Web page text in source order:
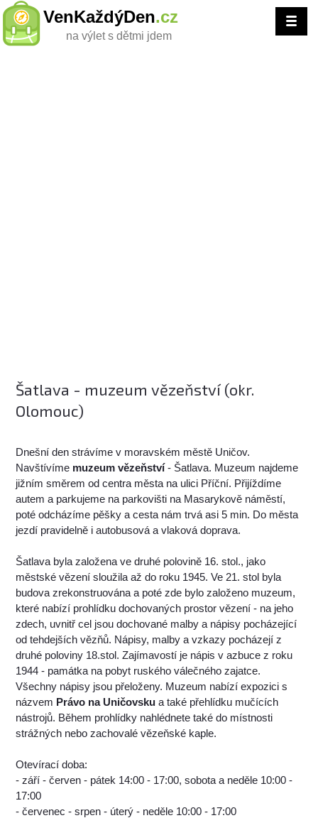
VenKaždýDen.cz
na výlet s dětmi jdem
Šatlava - muzeum vězeňství (okr.
Olomouc)
Dnešní den strávíme v moravském městě Uničov.
Navštívíme muzeum vězeňství- Šatlava. Muzeum najdeme
jižním směrem od centra města na ulici Příční. Přijíždíme
autem a parkujeme na parkovišti na Masarykově náměstí,
poté odcházíme pěšky a cesta nám trvá asi 5 min. Do města
jezdí pravidelně i autobusová a vlaková doprava.
Šatlava byla založena ve druhé polovině 16. stol., jako
městské vězení sloužila až do roku 1945. Ve 21. stol byla
budova zrekonstruována a poté zde bylo založeno muzeum,
které nabízí prohlídku dochovaných prostor vězení - na jeho
zdech, uvnitř cel jsou dochované malby a nápisy pocházející
od tehdejších vězňů. Nápisy, malby a vzkazy pocházejí z
druhé poloviny 18.stol. Zajímavostí je nápis v azbuce z roku
1944 - památka na pobyt ruského válečného zajatce.
Všechny nápisy jsou přeloženy. Muzeum nabízí expozici s
názvem Právo na Uničovsku a také přehlídku mučících
nástrojů. Během prohlídky nahlédnete také do místnosti
strážných nebo zachovalé vězeňské kaple.
Otevírací doba:
- září - červen - pátek 14:00 - 17:00, sobota a neděle 10:00 -
17:00
- červenec - srpen - úterý - neděle 10:00 - 17:00